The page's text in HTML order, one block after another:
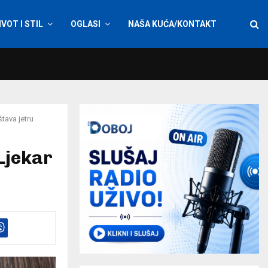
I STIL OGLASI NAŠA KUĆA/KONTAKT
jetru